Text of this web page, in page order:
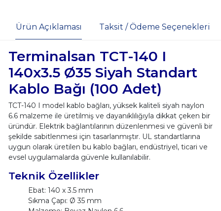
Ürün Açıklaması Taksit / Ödeme Seçenekleri
Terminalsan TCT-140 I
140x3.5 Ø35 Siyah Standart
Kablo Bağı (100 Adet)
TCT-140 I model kablo bağları, yüksek kaliteli siyah naylon
6.6 malzeme ile üretilmiş ve dayanıklılığıyla dikkat çeken bir
üründür. Elektrik bağlantılarının düzenlenmesi ve güvenli bir
şekilde sabitlenmesi için tasarlanmıştır. UL standartlarına
uygun olarak üretilen bu kablo bağları, endüstriyel, ticari ve
evsel uygulamalarda güvenle kullanılabilir.
Teknik Özellikler
Ebat: 140 x 3.5 mm
Sıkma Çapı: Ø 35 mm